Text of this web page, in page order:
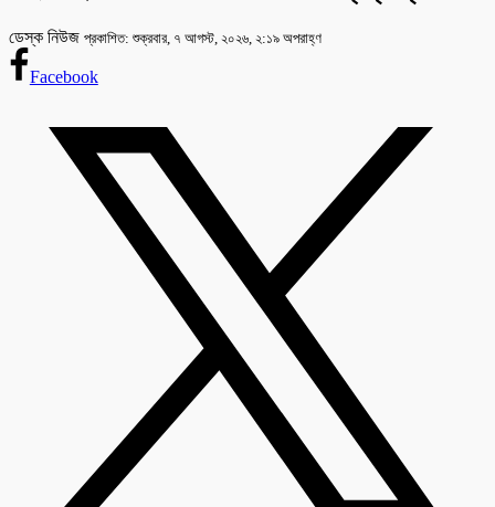
ডেস্ক নিউজ প্রকাশিত: শুক্রবার, ৭ আগস্ট, ২০২৬, ২:১৯ অপরাহ্ণ
Facebook